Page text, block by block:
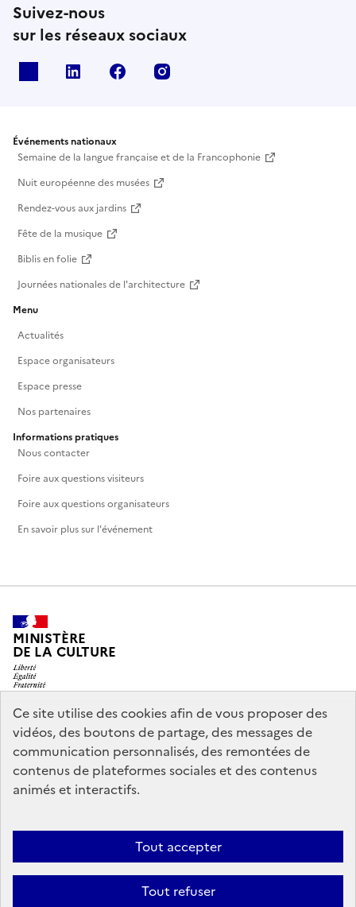
Ce site utilise des cookies afin de vous proposer des
vidéos, des boutons de partage, des messages de
communication personnalisés, des remontées de
contenus de plateformes sociales et des contenus
animés et interactifs.
Tout accepter
Tout refuser
Suivez-nous
sur les réseaux sociaux
Linkedin Facebook
Événements nationaux
Semaine de la langue française et de la Francophonie
Nuit européenne des musées
Rendez-vous aux jardins
Fête de la musique
Biblis en folie
Journées nationales de l'architecture
Menu
Actualités
Espace organisateurs
Espace presse
Nos partenaires
Informations pratiques
Nous contacter
Foire aux questions visiteurs
Foire aux questions organisateurs
En savoir plus sur l'événement
MINISTÈRE
DE LA CULTURE
legifrance.gouv.fr
info.gouv.fr
service-public.gouv.fr
data.gouv.fr
Mentions légales
conforme
Politique d’utilisation des témoins de connexion